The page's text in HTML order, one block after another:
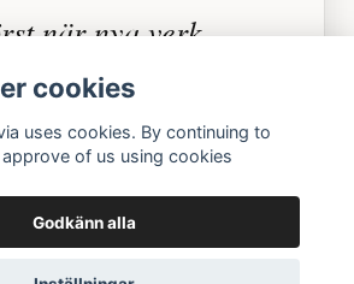
när nya verk
till vernissage, innan vi annonserar
Bara konst som faktiskt säljs.
cookies
uses cookies. By continuing to
of us using cookies
Godkänn alla